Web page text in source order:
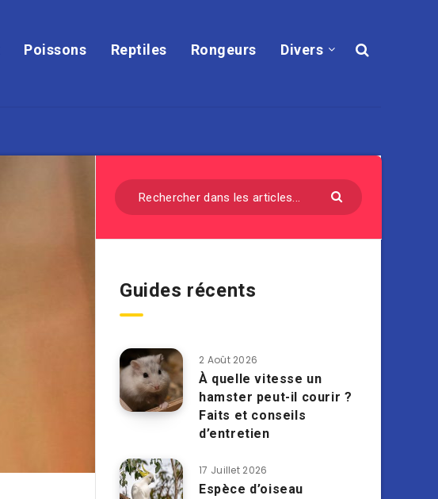
Poissons Reptiles Rongeurs Divers
Guides récents
2 Août 2026
À quelle vitesse un
hamster peut-il courir ?
Faits et conseils
d’entretien
17 Juillet 2026
Espèce d’oiseau